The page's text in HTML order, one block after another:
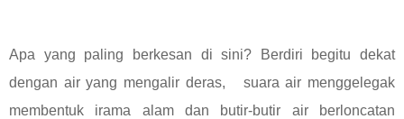
Apa yang paling berkesan di sini? Berdiri begitu dekat
dengan air yang mengalir deras, suara air menggelegak
membentuk irama alam dan butir-butir air berloncatan